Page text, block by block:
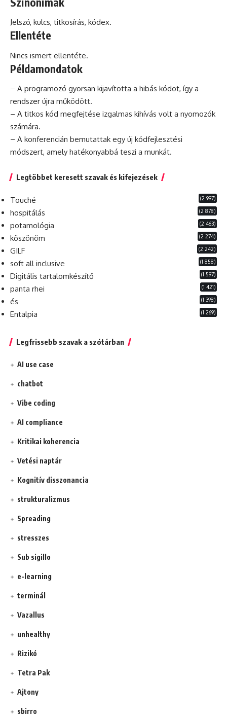
Jelszó, kulcs, titkosírás, kódex.
Ellentéte
Nincs ismert ellentéte.
Példamondatok
– A programozó gyorsan kijavította a hibás kódot, így a
rendszer újra működött.
– A titkos kód megfejtése izgalmas kihívás volt a nyomozók
számára.
– A konferencián bemutattak egy új kódfejlesztési
módszert, amely hatékonyabbá teszi a munkát.
Legtöbbet keresett szavak és kifejezések
Touché (2 997)
hospitálás (2 878)
potamológia (2 463)
köszönöm (2 274)
GILF (2 242)
soft all inclusive (1 858)
Digitális tartalomkészítő (1 597)
panta rhei (1 421)
és (1 398)
Entalpia (1 269)
Legfrissebb szavak a szótárban
AI use case
chatbot
Vibe coding
AI compliance
Kritikai koherencia
Vetési naptár
Kognitív disszonancia
strukturalizmus
Spreading
stresszes
Sub sigillo
e-learning
terminál
Vazallus
unhealthy
Rizikó
Tetra Pak
Ajtony
sbirro